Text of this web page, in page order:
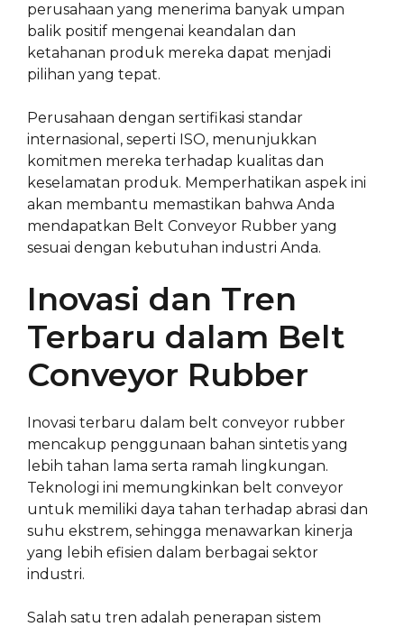
perusahaan yang menerima banyak umpan
balik positif mengenai keandalan dan
ketahanan produk mereka dapat menjadi
pilihan yang tepat.
Perusahaan dengan sertifikasi standar
internasional, seperti ISO, menunjukkan
komitmen mereka terhadap kualitas dan
keselamatan produk. Memperhatikan aspek ini
akan membantu memastikan bahwa Anda
mendapatkan Belt Conveyor Rubber yang
sesuai dengan kebutuhan industri Anda.
Inovasi dan Tren
Terbaru dalam Belt
Conveyor Rubber
Inovasi terbaru dalam belt conveyor rubber
mencakup penggunaan bahan sintetis yang
lebih tahan lama serta ramah lingkungan.
Teknologi ini memungkinkan belt conveyor
untuk memiliki daya tahan terhadap abrasi dan
suhu ekstrem, sehingga menawarkan kinerja
yang lebih efisien dalam berbagai sektor
industri.
Salah satu tren adalah penerapan sistem